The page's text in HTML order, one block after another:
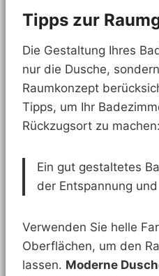
Tipps zur
Die Gestaltung Ihres
nur die Dusche,
Raumkonzept
Tipps, um Ihr
Rückzugsort zu machen:
Ein gut gestaltetes
der Entspannung
Verwenden Sie helle
Oberflächen, um den
lassen. Moderne